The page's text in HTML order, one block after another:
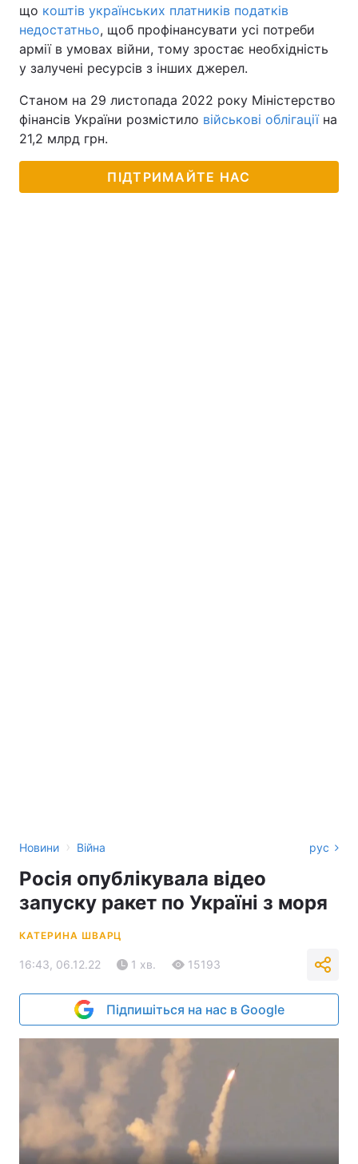
що коштів українських платників податків
недостатньо, щоб профінансувати усі потреби
армії в умовах війни, тому зростає необхідність
у залучені ресурсів з інших джерел.
Станом на 29 листопада 2022 року Міністерство
фінансів України розмістило військові облігаціїна
21,2 млрд грн.
ПІДТРИМАЙТЕ НАС
Новини › Війна рус
Росія опублікувала відео
запуску ракет по Україні з моря
КАТЕРИНА ШВАРЦ
16:43, 06.12.22 1 хв. 15193
Підпишіться на нас в Google